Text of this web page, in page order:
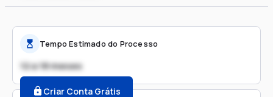
Tempo Estimado do Processo
12 a 18 meses
Criar Conta Grátis